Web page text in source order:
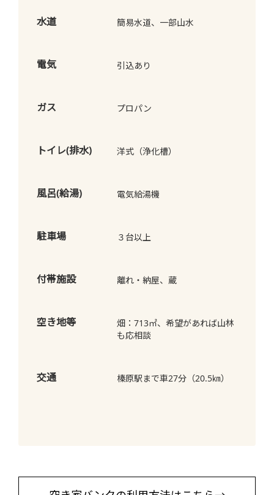
水道 簡易水道、一部山水
電気 引込あり
ガス プロパン
トイレ(排水) 洋式（浄化槽）
風呂(給湯) 電気給湯機
駐車場 ３台以上
付帯施設 離れ・納屋、蔵
空き地等
畑：713㎡、希望があれば山林
も応相談
交通 榛原駅まで車27分（20.5㎞）